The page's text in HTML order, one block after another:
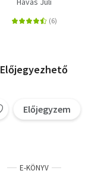
Előjegyezhető
Előjegyzem
E-KÖNYV